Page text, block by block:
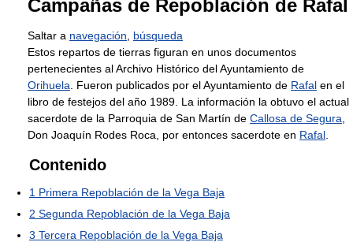
Campañas de Repoblación de Rafal
Saltar a navegación
búsqueda
Estos repartos de tierras figuran en unos documentos
pertenecientes al Archivo Histórico del Ayuntamiento de
Orihuela . Fueron publicados por el Ayuntamiento de Rafal en el
libro de festejos del año 1989. La información la obtuvo el actual
sacerdote de la Parroquia de San Martín de Callosa de Segura
Don Joaquín Rodes Roca, por entonces sacerdote en Rafal
Contenido
1 Primera Repoblación de la Vega Baja
2 Segunda Repoblación de la Vega Baja
3 Tercera Repoblación de la Vega Baja